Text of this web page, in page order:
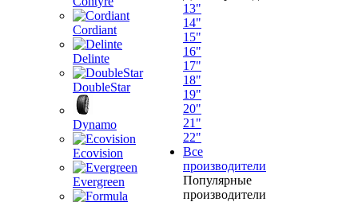
Cordiant
Delinte
DoubleStar
Dynamo
Ecovision
Evergreen
13"
14"
15"
16"
17"
18"
19"
20"
21"
22"
Все
производители
Популярные
производители